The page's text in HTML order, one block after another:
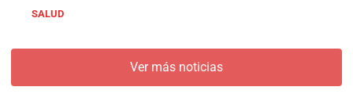
SALUD
Ver más noticias